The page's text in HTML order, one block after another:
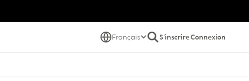
Français S'inscrireConnexion